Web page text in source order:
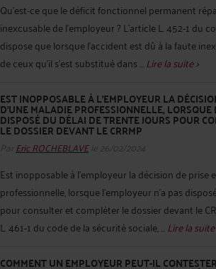
Qu’est-ce que le déficit fonctionnel permanent
inexcusable de l’employeur ? L’article L. 452-1 du
dispose que lorsque l’accident est dû à la faute
de ceux qu’il s’est substitué dans ...Lire la suite >
EST INOPPOSABLE À L’EMPLOYEUR LA
D’UNE MALADIE PROFESSIONNELLE, LORSQUE
DISPOSÉ DU DÉLAI DE TRENTE JOURS POUR
LE DOSSIER DEVANT LE CRRMP
Par Eric ROCHEBLAVEle 26/02/2024
Est inopposable à l’employeur la décision de prise
professionnelle, lorsque l’employeur n’a pas
pour consulter et compléter le dossier devant le
L. 461-1 du code de la sécurité sociale, ...Lire la suite
COMMENT UN EMPLOYEUR PEUT-IL